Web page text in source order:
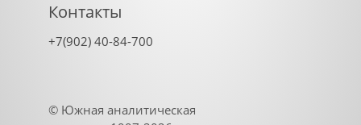
Контакты
+7(902) 40-84-700
© Южная аналитическая